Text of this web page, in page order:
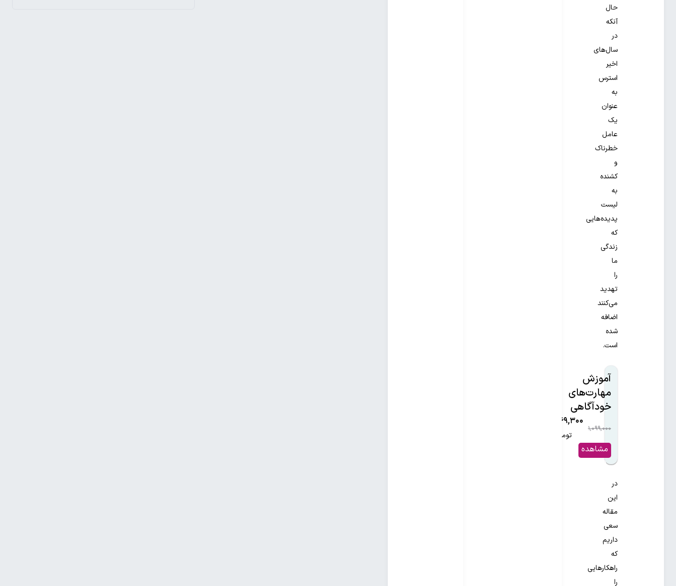
حال
آنکه
در
سال‌های
اخیر
استرس
به
عنوان
یک
عامل
خطرناک
و
کشنده
به
لیست
پدیده‌هایی
که
زندگی
ما
را
تهدید
می‌کنند
اضافه
شده
است.
آموزش
مهارت‌های
خودآگاهی
۱,۰۹۹,۰۰۰
۷۶۹,۳۰۰
تومان
مشاهده
و خرید
در
این
مقاله
سعی
داریم
که
راهکارهایی
را